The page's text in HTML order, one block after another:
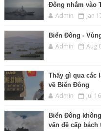
Đông nhắm vào
Admin Jan
Biển Đông -
Admin Aug
Thấy gì qua các
về Biển Đông
Admin Jul
Biển Đông
vấn đề cấp bách